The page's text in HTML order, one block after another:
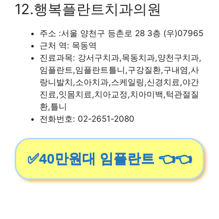
12.행복플란트치과의원
주소 :서울 양천구 등촌로 28 3층 (우)07965
근처 역: 목동역
진료과목: 강서구치과,목동치과,양천구치과,
임플란트,임플란트틀니,구강질환,구내염,사
랑니발치,소아치과,스케일링,신경치료,야간
진료,잇몸치료,치아교정,치아미백,턱관절질
환,틀니
전화번호: 02-2651-2080
✅40만원대 임플란트 👈👈